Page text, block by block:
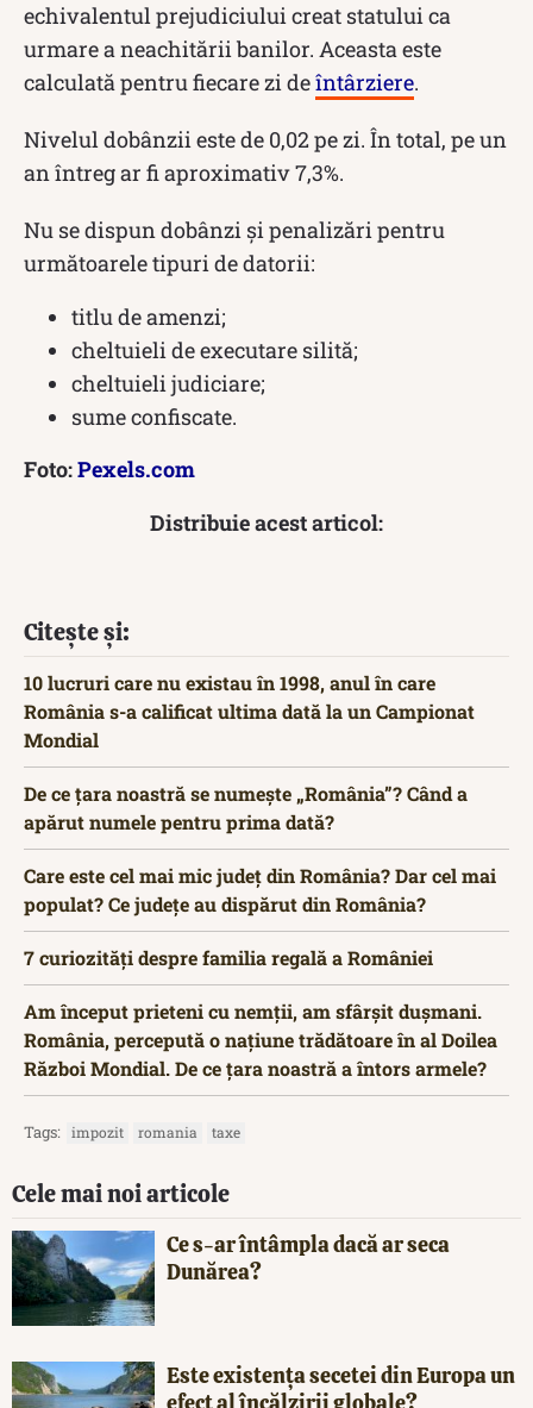
echivalentul prejudiciului creat statului ca
urmare a neachitării banilor. Aceasta este
calculată pentru fiecare zi deîntârziere.
Nivelul dobânzii este de 0,02 pe zi. În total, pe un
an întreg ar fi aproximativ 7,3%.
Nu se dispun dobânzi și penalizări pentru
următoarele tipuri de datorii:
titlu de amenzi;
cheltuieli de executare silită;
cheltuieli judiciare;
sume confiscate.
Foto:Pexels.com
Distribuie acest articol:
Citește și:
10 lucruri care nu existau în 1998, anul în care
România s-a calificat ultima dată la un Campionat
Mondial
De ce țara noastră se numește „România”? Când a
apărut numele pentru prima dată?
Care este cel mai mic județ din România? Dar cel mai
populat? Ce județe au dispărut din România?
7 curiozități despre familia regală a României
Am început prieteni cu nemții, am sfârșit dușmani.
România, percepută o națiune trădătoare în al Doilea
Război Mondial. De ce țara noastră a întors armele?
Tags: impozit romania taxe
Cele mai noi articole
Ce s-ar întâmpla dacă ar seca
Dunărea?
Este existența secetei din Europa un